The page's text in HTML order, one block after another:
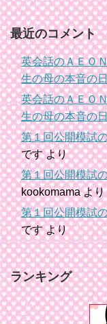
最近のコメント
英会話のＡＥＯ
生の母の本音の
英会話のＡＥＯ
生の母の本音の
第１回公開模試
ですより
第１回公開模試
kookomamaより
第１回公開模試
ですより
ランキング